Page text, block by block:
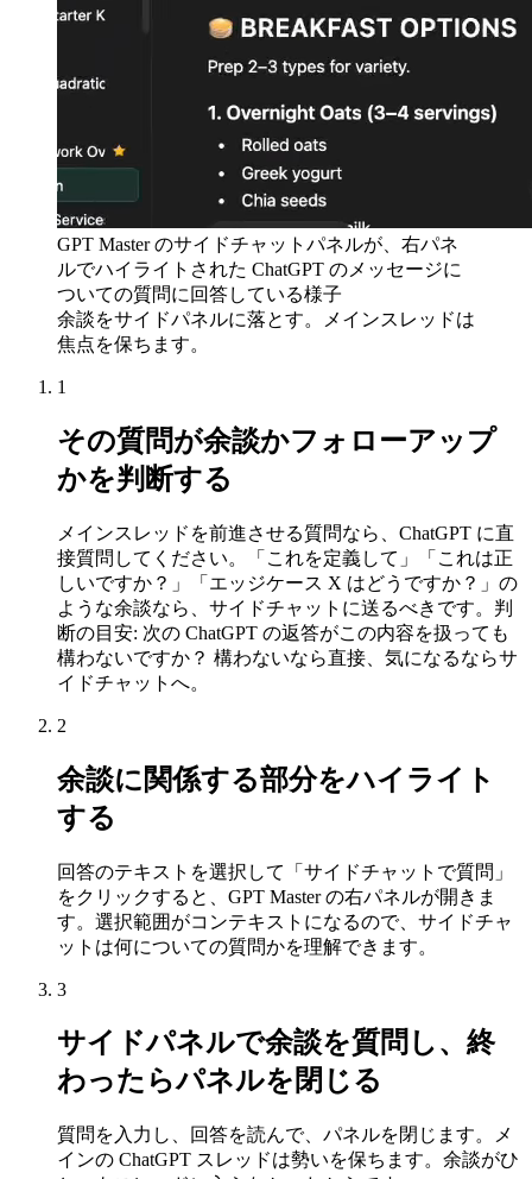
GPT Master のサイドチャットパネルが、右パネ
ルでハイライトされた ChatGPT のメッセージに
ついての質問に回答している様子
余談をサイドパネルに落とす。メインスレッドは
焦点を保ちます。
1
その質問が余談かフォローアップ
かを判断する
メインスレッドを前進させる質問なら、ChatGPT に直
接質問してください。「これを定義して」「これは正
しいですか？」「エッジケース X はどうですか？」の
ような余談なら、サイドチャットに送るべきです。判
断の目安: 次の ChatGPT の返答がこの内容を扱っても
構わないですか？ 構わないなら直接、気になるならサ
イドチャットへ。
2
余談に関係する部分をハイライト
する
回答のテキストを選択して「サイドチャットで質問」
をクリックすると、GPT Master の右パネルが開きま
す。選択範囲がコンテキストになるので、サイドチャ
ットは何についての質問かを理解できます。
3
サイドパネルで余談を質問し、終
わったらパネルを閉じる
質問を入力し、回答を読んで、パネルを閉じます。メ
インの ChatGPT スレッドは勢いを保ちます。余談がひ